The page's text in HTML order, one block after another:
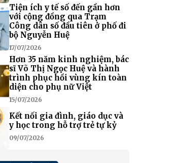
Tiện ích y tế số đến gần hơn
với cộng đồng qua Trạm
Công dân số đầu tiên ở phố đi
bộ Nguyễn Huệ
17/07/2026
Hơn 35 năm kinh nghiệm, bác
sĩ Võ Thị Ngọc Huệ và hành
trình phục hồi vùng kín toàn
diện cho phụ nữ Việt
15/07/2026
Kết nối gia đình, giáo dục và
y học trong hỗ trợ trẻ tự kỷ
09/07/2026